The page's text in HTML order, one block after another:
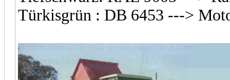
Türkisgrün : DB 6453 --->